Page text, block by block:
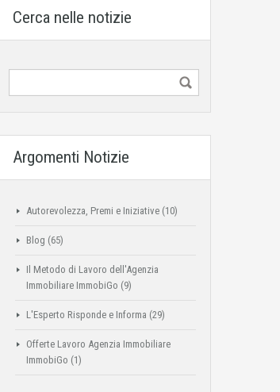
Cerca nelle notizie
Argomenti Notizie
Autorevolezza, Premi e Iniziative (10)
Blog (65)
Il Metodo di Lavoro dell'Agenzia
Immobiliare ImmobiGo (9)
L'Esperto Risponde e Informa (29)
Offerte Lavoro Agenzia Immobiliare
ImmobiGo (1)